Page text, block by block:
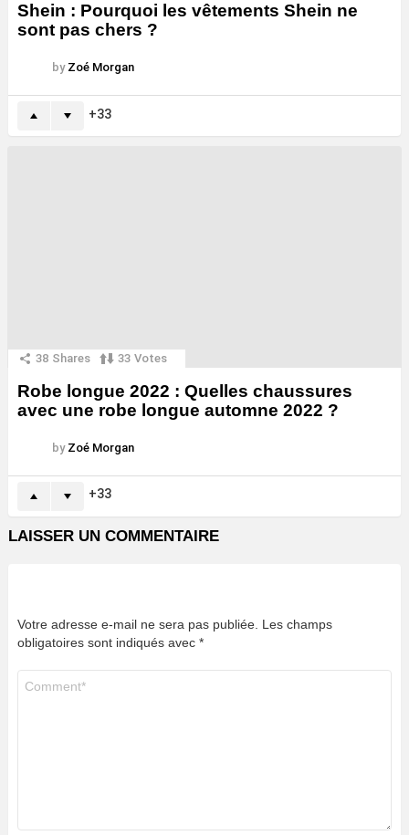
Shein : Pourquoi les vêtements Shein ne
sont pas chers ?
by Zoé Morgan
33
38 Shares 33 Votes
Robe longue 2022 : Quelles chaussures
avec une robe longue automne 2022 ?
by Zoé Morgan
33
LAISSER UN COMMENTAIRE
Votre adresse e-mail ne sera pas publiée. Les champs
obligatoires sont indiqués avec *